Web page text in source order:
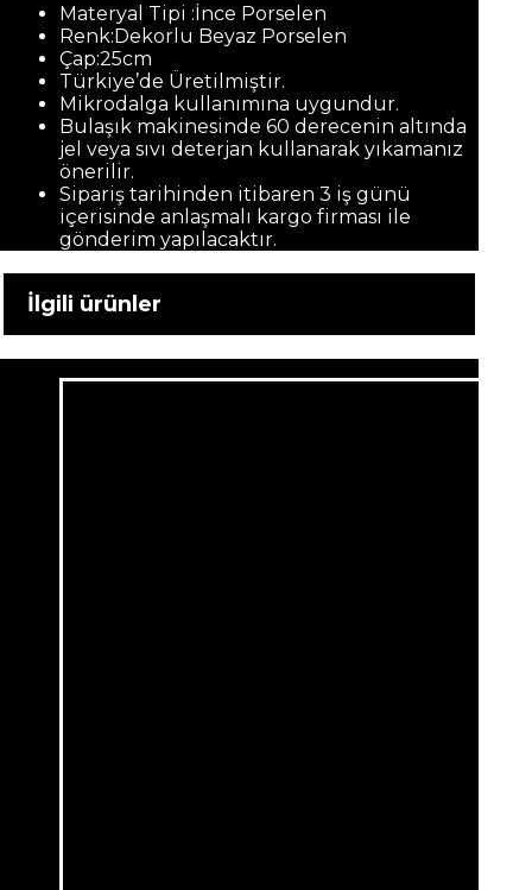
Materyal Tipi :İnce Porselen
Renk:Dekorlu Beyaz Porselen
Çap:25cm
Türkiye’de Üretilmiştir.
Mikrodalga kullanımına uygundur.
Bulaşık makinesinde 60 derecenin altında
jel veya sıvı deterjan kullanarak yıkamanız
önerilir.
Sipariş tarihinden itibaren 3 iş günü
içerisinde anlaşmalı kargo firması ile
gönderim yapılacaktır.
İlgili ürünler